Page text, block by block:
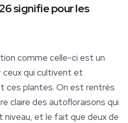
signifie pour les
comme celle-ci est un
ceux qui cultivent et
ces plantes. On est rentrés
claire des autofloraisons qui
et le fait que deux de